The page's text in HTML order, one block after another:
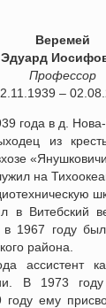
Веремей
Эдуард
Профессор
–
года в д.
из
на
в Витебский
в 1967 году
района.
ассистент
В 1973
ему